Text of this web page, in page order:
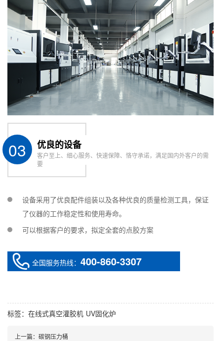
03 优良的设备
客户至上、细心服务、快速保障、恪守承诺，满足国内外客户的需
要
设备采用了优良配件组装以及各种优良的质量检测工具，保证
了仪器的工作稳定性和使用寿命。
可以根据客户的要求，拟定全套的点胶方案
全国服务热线： 400-860-3307
标签： 在线式真空灌胶机 UV固化炉
上一篇： 碳钢压力桶